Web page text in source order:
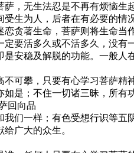
无生法忍是不再有烦恼生
为人，后者在有必要的情
贪著生命，菩萨则将生命
要活多久或不活多久，没有
稳及解脱的功能。一般人
攀，只要有心学习菩萨精神
；不住一切诸三昧，所有功
回向品
一样；有色受想行识等五
广大的众生。